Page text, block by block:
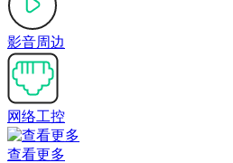
影音周边
网络工控
查看更多